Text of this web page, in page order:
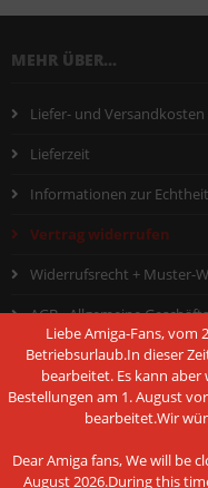
Liebe Amiga-Fans, vom
Betriebsurlaub.In dieser
bearbeitet. Es kann
Bestellungen am 1. August
bearbeitet.Wir
Dear Amiga fans, We will be
August 2026.During this
MEHR ÜBER...
Liefer- und Versandkosten
Lieferzeit
Informationen zur
Vertrag widerrufen
Widerrufsrecht + Muster-
AGB - Allgemeine
Hinweis nach dem
Datenschutzerklärung
Cookie Einstellungen